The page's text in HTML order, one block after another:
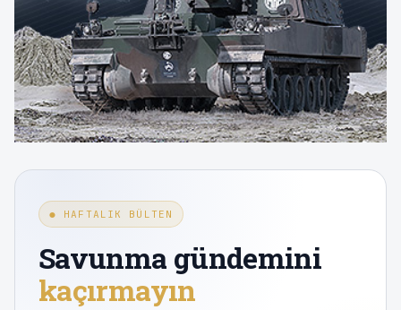
● HAFTALIK BÜLTEN
Savunma gündemini
kaçırmayın